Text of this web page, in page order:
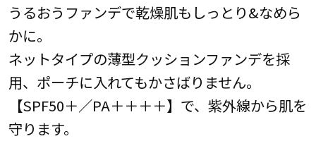
うるおうファンデで乾燥肌もしっとり&なめら
かに。
ネットタイプの薄型クッションファンデを採
用、ポーチに入れてもかさばりません。
【SPF50＋／PA＋＋＋＋】で、紫外線から肌を
守ります。